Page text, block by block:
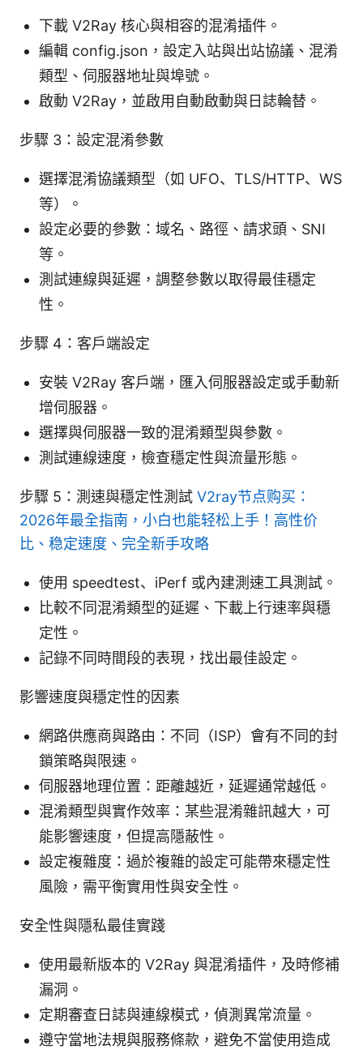
下載 V2Ray 核心與相容的混淆插件。
編輯 config.json，設定入站與出站協議、混淆
類型、伺服器地址與埠號。
啟動 V2Ray，並啟用自動啟動與日誌輪替。
步驟 3：設定混淆參數
選擇混淆協議類型（如 UFO、TLS/HTTP、WS
等）。
設定必要的參數：域名、路徑、請求頭、SNI
等。
測試連線與延遲，調整參數以取得最佳穩定
性。
步驟 4：客戶端設定
安裝 V2Ray 客戶端，匯入伺服器設定或手動新
增伺服器。
選擇與伺服器一致的混淆類型與參數。
測試連線速度，檢查穩定性與流量形態。
步驟 5：測速與穩定性測試 V2ray节点购买：
2026年最全指南，小白也能轻松上手！高性价
比、稳定速度、完全新手攻略
使用 speedtest、iPerf 或內建測速工具測試。
比較不同混淆類型的延遲、下載上行速率與穩
定性。
記錄不同時間段的表現，找出最佳設定。
影響速度與穩定性的因素
網路供應商與路由：不同（ISP）會有不同的封
鎖策略與限速。
伺服器地理位置：距離越近，延遲通常越低。
混淆類型與實作效率：某些混淆雜訊越大，可
能影響速度，但提高隱蔽性。
設定複雜度：過於複雜的設定可能帶來穩定性
風險，需平衡實用性與安全性。
安全性與隱私最佳實踐
使用最新版本的 V2Ray 與混淆插件，及時修補
漏洞。
定期審查日誌與連線模式，偵測異常流量。
遵守當地法規與服務條款，避免不當使用造成